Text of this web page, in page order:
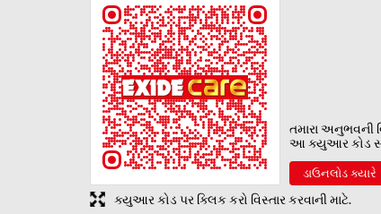
તમારા અનુભવની
આ ક્યુઆર કોડ
ડાઉનલોડ ક્યારે
ક્યુઆર કોડ પર ક્લિક કરો વિસ્તાર કરવાની માટે.